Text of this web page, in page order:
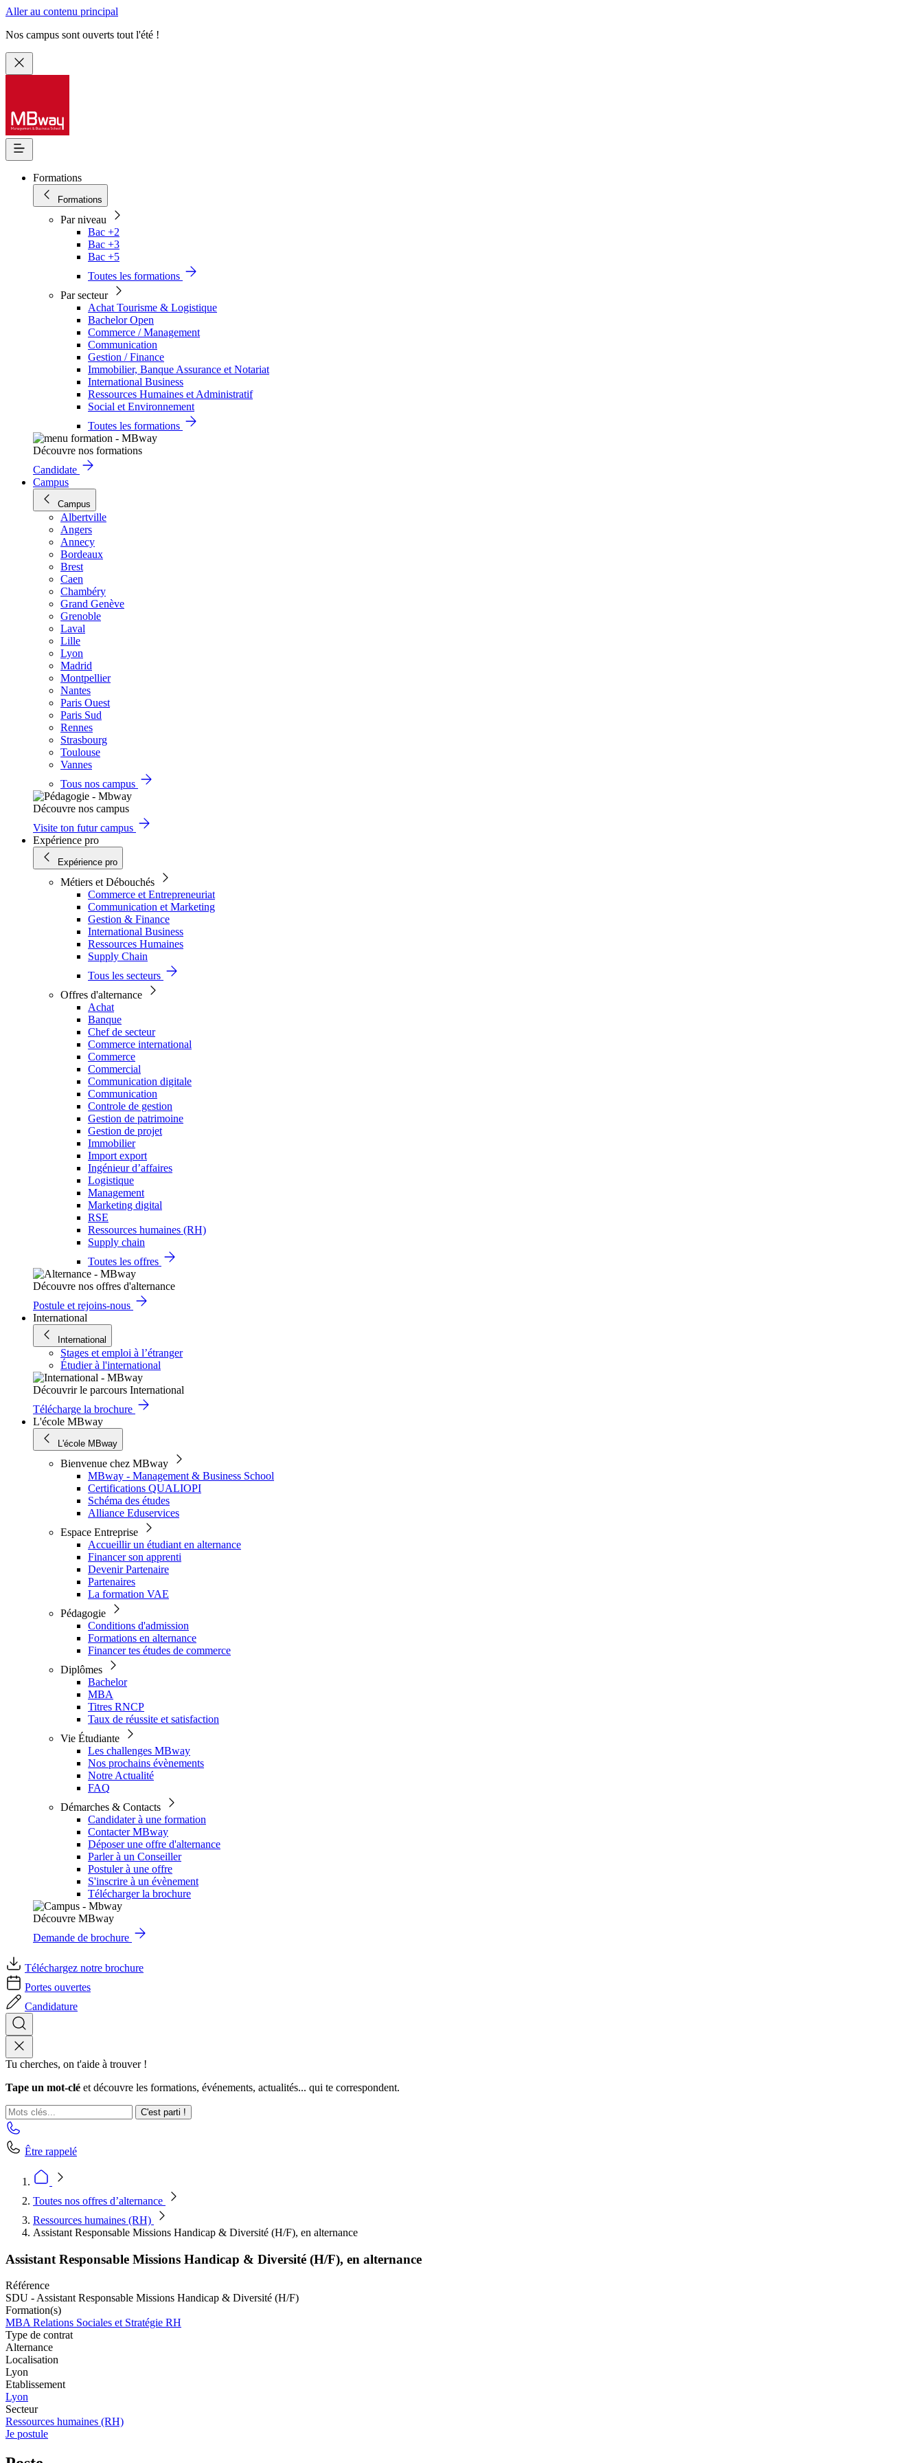
Aller au contenu principal
Nos campus sont ouverts tout l'été !
Formations
Formations
Par niveau
Bac +2
Bac +3
Bac +5
Toutes les formations
Par secteur
Achat Tourisme & Logistique
Bachelor Open
Commerce / Management
Communication
Gestion / Finance
Immobilier, Banque Assurance et Notariat
International Business
Ressources Humaines et Administratif
Social et Environnement
Toutes les formations
Découvre nos formations
Candidate
Campus
Campus
Albertville
Angers
Annecy
Bordeaux
Brest
Caen
Chambéry
Grand Genève
Grenoble
Laval
Lille
Lyon
Madrid
Montpellier
Nantes
Paris Ouest
Paris Sud
Rennes
Strasbourg
Toulouse
Vannes
Tous nos campus
Découvre nos campus
Visite ton futur campus
Expérience pro
Expérience pro
Métiers et Débouchés
Commerce et Entrepreneuriat
Communication et Marketing
Gestion & Finance
International Business
Ressources Humaines
Supply Chain
Tous les secteurs
Offres d'alternance
Achat
Banque
Chef de secteur
Commerce international
Commerce
Commercial
Communication digitale
Communication
Controle de gestion
Gestion de patrimoine
Gestion de projet
Immobilier
Import export
Ingénieur d’affaires
Logistique
Management
Marketing digital
RSE
Ressources humaines (RH)
Supply chain
Toutes les offres
Découvre nos offres d'alternance
Postule et rejoins-nous
International
International
Stages et emploi à l’étranger
Étudier à l'international
Découvrir le parcours International
Télécharge la brochure
L'école MBway
L'école MBway
Bienvenue chez MBway
MBway - Management & Business School
Certifications QUALIOPI
Schéma des études
Alliance Eduservices
Espace Entreprise
Accueillir un étudiant en alternance
Financer son apprenti
Devenir Partenaire
Partenaires
La formation VAE
Pédagogie
Conditions d'admission
Formations en alternance
Financer tes études de commerce
Diplômes
Bachelor
MBA
Titres RNCP
Taux de réussite et satisfaction
Vie Étudiante
Les challenges MBway
Nos prochains évènements
Notre Actualité
FAQ
Démarches & Contacts
Candidater à une formation
Contacter MBway
Déposer une offre d'alternance
Parler à un Conseiller
Postuler à une offre
S'inscrire à un évènement
Télécharger la brochure
Découvre MBway
Demande de brochure
Téléchargez notre brochure
Portes ouvertes
Candidature
Tu cherches, on t'aide à trouver !
Tape un mot-clé et découvre les formations, événements, actualités... qui te correspondent.
C'est parti !
Être rappelé
Toutes nos offres d’alternance
Ressources humaines (RH)
Assistant Responsable Missions Handicap & Diversité (H/F), en alternance
Assistant Responsable Missions Handicap & Diversité (H/F), en alternance
Référence
SDU - Assistant Responsable Missions Handicap & Diversité (H/F)
Formation(s)
MBA Relations Sociales et Stratégie RH
Type de contrat
Alternance
Localisation
Lyon
Etablissement
Lyon
Secteur
Ressources humaines (RH)
Je postule